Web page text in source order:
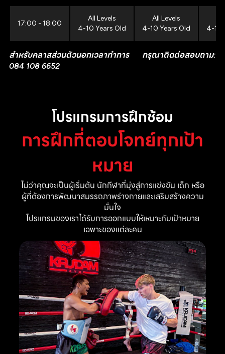
17:00 - 18:00
All Levels
4-10 Years Old
All Levels
4-10 Years Old
4-10
สำหรับคลาสส่วนตัวนอกเวลาทำการ กรุณาติดต่อสอบถาม:
084 108 6652
โปรแกรมการฝึกซ้อม
การฝึกที่ตอบโจทย์ทุกเป้า
หมาย
ไม่ว่าคุณจะเป็นผู้เริ่มต้น นักกีฬาที่มุ่งสู่การแข่งขัน เด็ก หรือ
ผู้ที่ต้องการพัฒนาสมรรถภาพร่างกายและเสริมสร้างความ
มั่นใจ
โปรแกรมของเราได้รับการออกแบบให้เหมาะกับเป้าหมาย
เฉพาะของแต่ละคน